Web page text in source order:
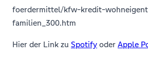
foerdermittel/kfw-kredit-
familien_300.htm
Hier der Link zu Spotify oder Apple